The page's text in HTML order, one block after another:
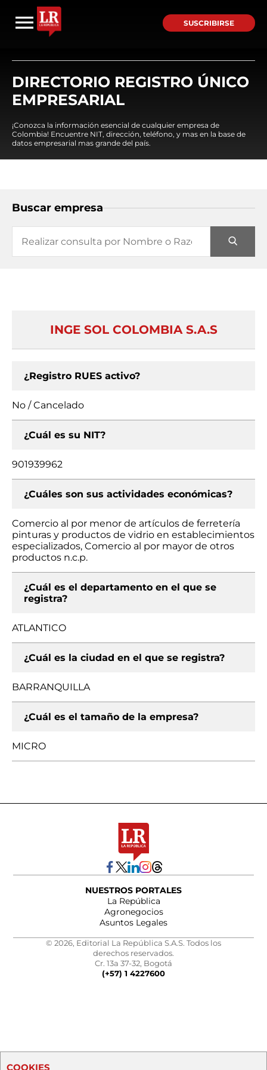
SUSCRIBIRSE
DIRECTORIO REGISTRO ÚNICO
EMPRESARIAL
¡Conozca la información esencial de cualquier empresa de
Colombia! Encuentre NIT, dirección, teléfono, y mas en la base de
datos empresarial mas grande del país.
Buscar empresa
INGE SOL COLOMBIA S.A.S
¿Registro RUES activo?
No / Cancelado
¿Cuál es su NIT?
901939962
¿Cuáles son sus actividades económicas?
Comercio al por menor de artículos de ferretería
pinturas y productos de vidrio en establecimientos
especializados, Comercio al por mayor de otros
productos n.c.p.
¿Cuál es el departamento en el que se
registra?
ATLANTICO
¿Cuál es la ciudad en el que se registra?
BARRANQUILLA
¿Cuál es el tamaño de la empresa?
MICRO
NUESTROS PORTALES
La República
Agronegocios
Asuntos Legales
© 2026, Editorial La República S.A.S. Todos los
derechos reservados.
Cr. 13a 37-32, Bogotá
(+57) 1 4227600
COOKIES